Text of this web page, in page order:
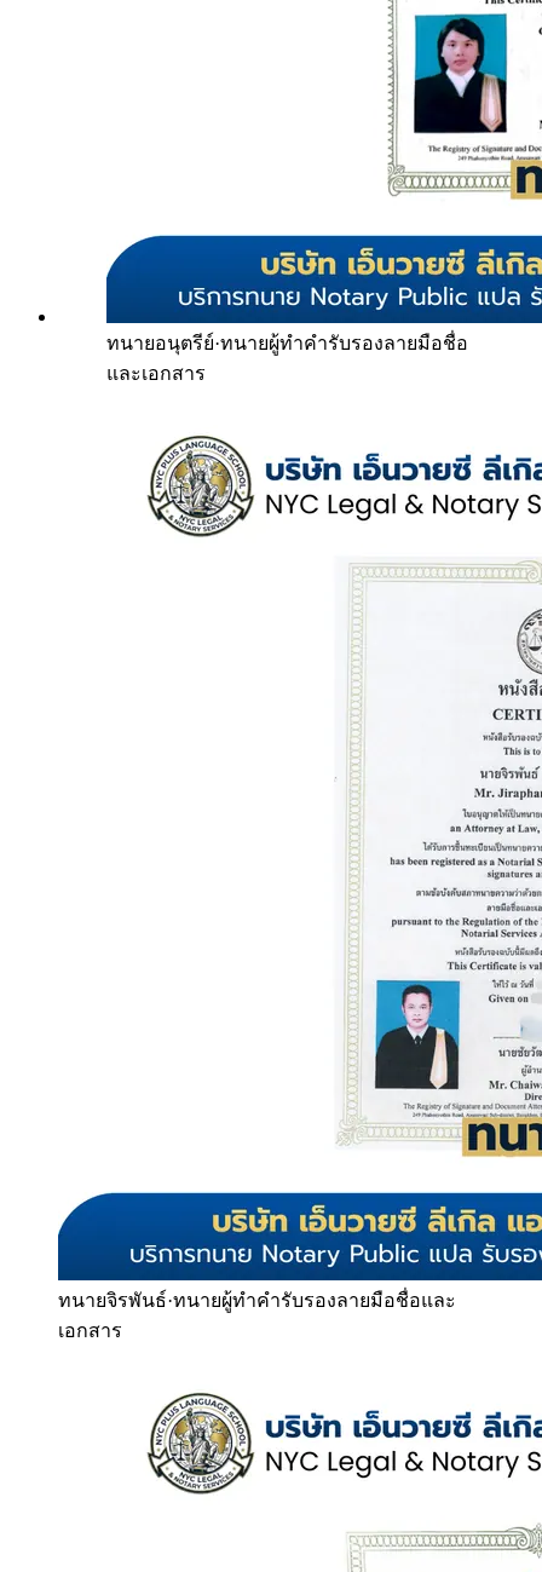
ทนายอนุตรีย์·ทนายผู้ทำคำรับรองลายมือชื่อ
และเอกสาร
ทนายจิรพันธ์·ทนายผู้ทำคำรับรองลายมือชื่อและ
เอกสาร